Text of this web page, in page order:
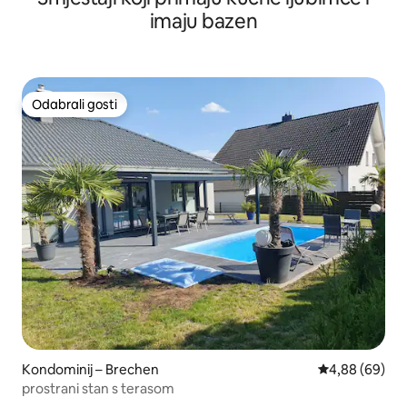
imaju bazen
Odabrali gosti
Odabrali gosti
Kondominij – Brechen Prosječna
4,88 (69)
prostrani stan s terasom